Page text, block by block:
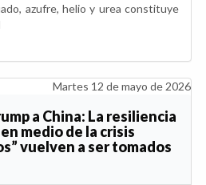
azufre, helio y urea constituye
Martes 12 de mayo de 2026
a China: La resiliencia
medio de la crisis
vuelven a ser tomados